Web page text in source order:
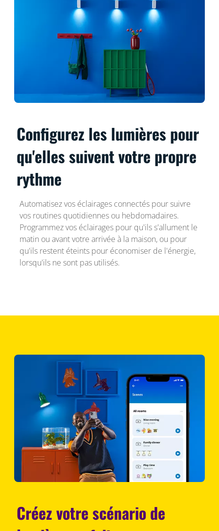
Configurez les lumières pour
qu'elles suivent votre propre
rythme
Automatisez vos éclairages connectés pour suivre
vos routines quotidiennes ou hebdomadaires.
Programmez vos éclairages pour qu'ils s'allument le
matin ou avant votre arrivée à la maison, ou pour
qu'ils restent éteints pour économiser de l'énergie,
lorsqu'ils ne sont pas utilisés.
Créez votre scénario de